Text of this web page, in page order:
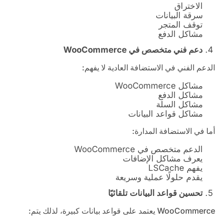
الاختراق
سرقة البيانات
توقف المتجر
مشاكل الدفع
دعم فني متخصص في WooCommerce
الدعم الفني في الاستضافة العادية لا يفهم:
مشاكل WooCommerce
مشاكل الدفع
مشاكل السلة
مشاكل قواعد البيانات
أما في الاستضافة المدارة:
الدعم متخصص في WooCommerce
يعرف مشاكل الإضافات
يفهم LSCache
يقدم حلولًا عملية وسريعة
تحسين قواعد البيانات تلقائيًا
WooCommerce يعتمد على قواعد بيانات كبيرة، لذلك يتم: